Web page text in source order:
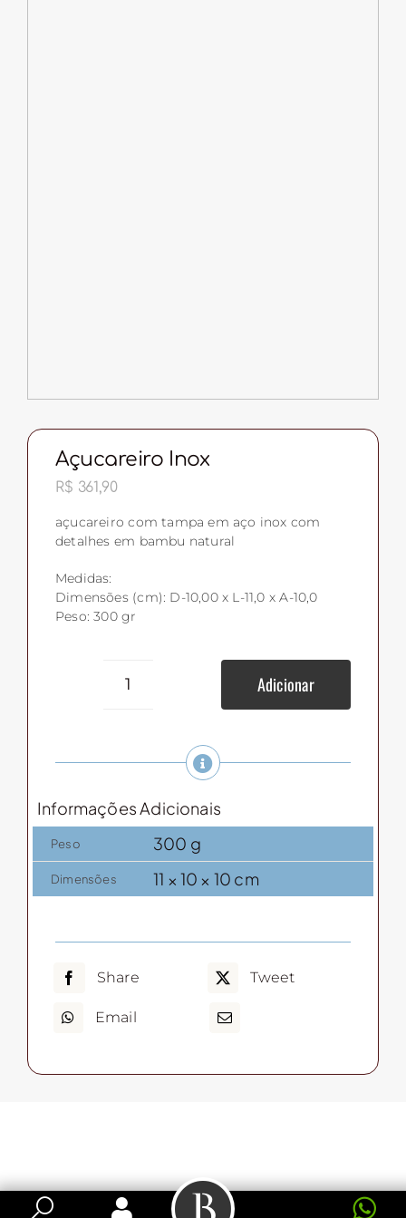
Açucareiro Inox
R$ 361,90
açucareiro com tampa em aço inox com
detalhes em bambu natural
Medidas:
Dimensões (cm): D-10,00 x L-11,0 x A-10,0
Peso: 300 gr
açucareiro
quantidade
Adicionar
Informações Adicionais
Peso 300 g
Dimensões 11 × 10 × 10 cm
Share Tweet
Email